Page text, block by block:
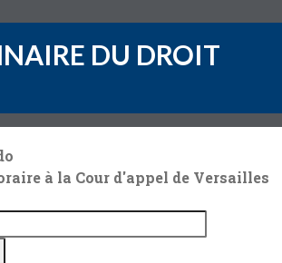
DU DROIT
à la Cour d'appel de Versailles